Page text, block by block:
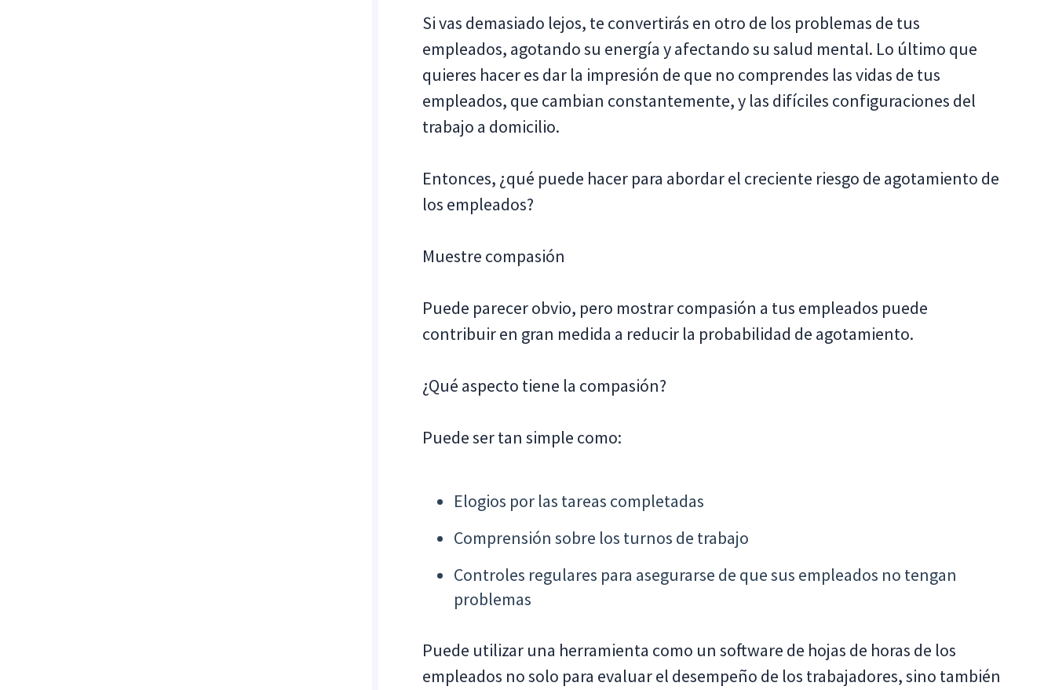
Si vas demasiado lejos, te convertirás en otro de los problemas de tus
empleados, agotando su energía y afectando su salud mental. Lo último que
quieres hacer es dar la impresión de que no comprendes las vidas de tus
empleados, que cambian constantemente, y las difíciles configuraciones del
trabajo a domicilio.
Entonces, ¿qué puede hacer para abordar el creciente riesgo de agotamiento de
los empleados?
Muestre compasión
Puede parecer obvio, pero mostrar compasión a tus empleados puede
contribuir en gran medida a reducir la probabilidad de agotamiento.
¿Qué aspecto tiene la compasión?
Puede ser tan simple como:
Elogios por las tareas completadas
Comprensión sobre los turnos de trabajo
Controles regulares para asegurarse de que sus empleados no tengan
problemas
Puede utilizar una herramienta como un software de hojas de horas de los
empleados no solo para evaluar el desempeño de los trabajadores, sino también